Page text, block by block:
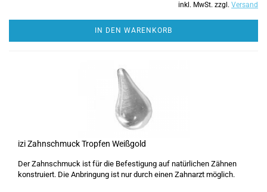
inkl. MwSt. zzgl. Versand
IN DEN WARENKORB
izi Zahnschmuck Tropfen Weißgold
Der Zahnschmuck ist für die Befestigung auf natürlichen Zähnen
konstruiert. Die Anbringung ist nur durch einen Zahnarzt möglich.